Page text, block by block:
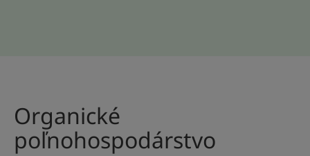
Organické
poľnohospodárstvo